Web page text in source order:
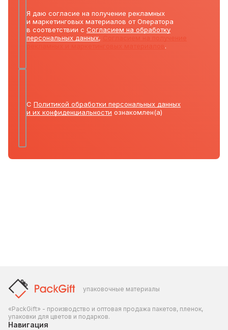
Я даю согласие на получение рекламных
и маркетинговых материалов от Оператора
в соответствии с Согласием на обработку
персональных данных,
.
С Политикой обработки персональных данных
и их конфиденциальности ознакомлен(а)
упаковочные материалы
«PackGift» - производство и оптовая продажа пакетов, пленок,
упаковки для цветов и подарков.
Навигация